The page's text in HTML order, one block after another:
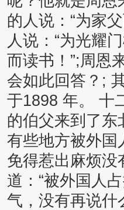
的人说：“为家
人说：“为光耀
而读书！”;周恩
会如此回答？;
于1898 年。 十
的伯父来到了东
有些地方被外国
免得惹出麻烦没
道：“被外国人
气，没有再说